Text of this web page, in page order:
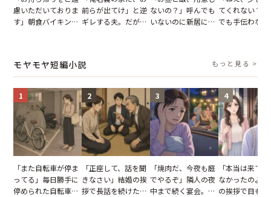
慮いただいておりま
す」朝食バイキング
が一変
前らが出てけ」と逆
ギレする夫。だが、
ないの？」呼んでも
いないのに新居にあ
てくれない？
でも手伝わな
モヤモヤ短編小説 もっと見る >
1
「また自転車が停ま
ってる」毎日勝手に
停められた自転車。
2
「正座して、話を聞
きなさい」結婚の挨
拶で長話を続けた義
3
「焼肉だ、今夜も庭
でやるぞ」隣人の夜
中まで続く宴会。我
4
「本当は来て
なかったのよ
の挨拶で目も